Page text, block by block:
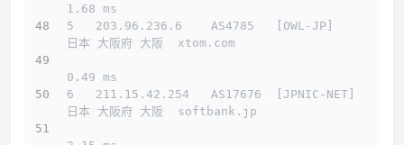
1.68 ms
5   203.96.236.6    AS4785   [OWL-JP]
日本 大阪府 大阪  xtom.com
0.49 ms
6   211.15.42.254   AS17676  [JPNIC-NET]
日本 大阪府 大阪  softbank.jp